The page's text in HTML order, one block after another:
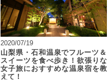
2020/07/19
山梨県・石和温泉でフルーツ＆
スイーツを食べ歩き！欲張りな
女子旅におすすめな温泉宿を教
えて！